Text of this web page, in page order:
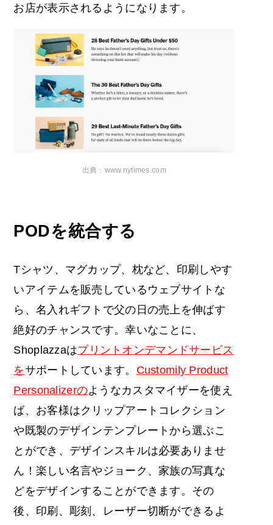
お店が表示されるようになります。
出典：www.nytimes.com
PODを統合する
Tシャツ、マグカップ、枕など、印刷しやす
いアイテムを販売しているウェブサイトな
ら、名入れギフトで父の日の売上を伸ばす
絶好のチャンスです。幸いなことに、
Shoplazzaはプリントオンデマンドサービス
をサポートしています。 Customily Product
Personalizerのようなカスタマイザーを使え
ば、お客様はクリップアートコレクション
や既製のデザインテンプレートから選ぶこ
とができ、デザインスキルは必要ありませ
ん！楽しい名言やジョーク、家族の写真な
どをデザインすることができます。その
後、印刷、彫刻、レーザー切断ができるよ